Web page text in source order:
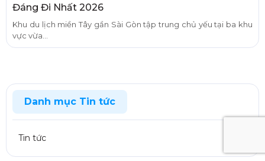
Đáng Đi Nhất 2026
Khu du lịch miền Tây gần Sài Gòn tập trung chủ yếu tại ba khu
vực vừa...
Danh mục Tin tức
Tin tức